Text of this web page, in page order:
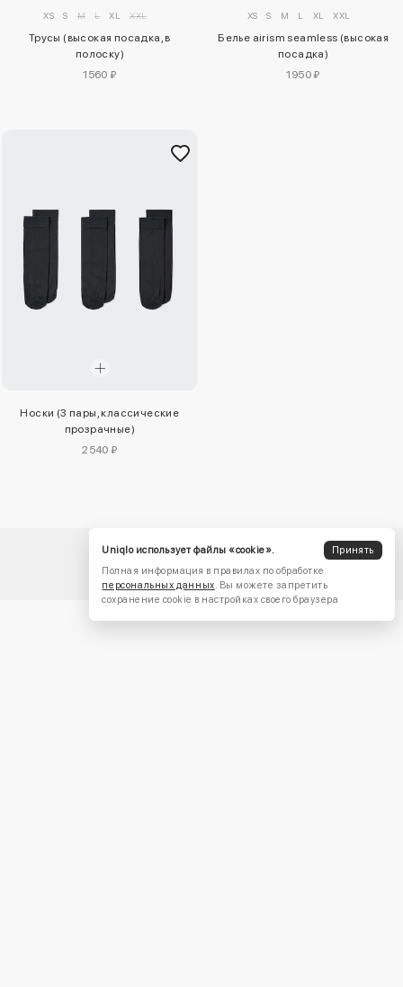
XS S M L XL XXL
Трусы (высокая посадка, в
полоску)
1560 ₽
XS S M L XL XXL
Белье airism seamless (высокая
посадка)
1950 ₽
Носки (3 пары, классические
прозрачные)
2540 ₽
Uniqlo использует файлы «cookie».
Принять
Полная информация в правилах по обработке
персональных данных. Вы можете запретить
сохранение cookie в настройках своего браузера